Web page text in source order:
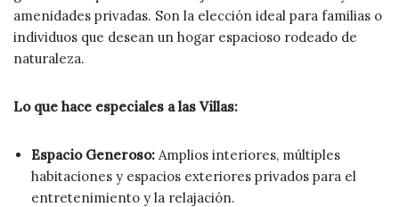
amenidades privadas. Son la elección ideal para familias o
individuos que desean un hogar espacioso rodeado de
naturaleza.
Lo que hace especiales a las Villas:
Espacio Generoso: Amplios interiores, múltiples
habitaciones y espacios exteriores privados para el
entretenimiento y la relajación.